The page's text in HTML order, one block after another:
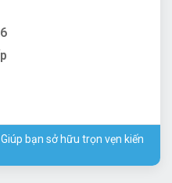
bạn sở hữu trọn vẹn kiến